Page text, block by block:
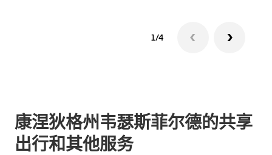
1/4
康涅狄格州韦瑟斯菲尔德的共享
出行和其他服务